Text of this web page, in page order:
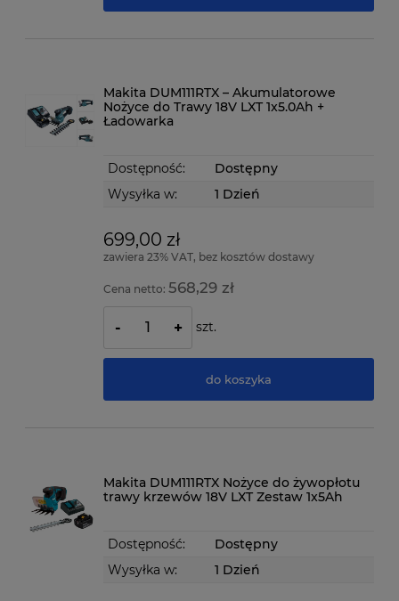
Makita DUM111RTX – Akumulatorowe
Nożyce do Trawy 18V LXT 1x5.0Ah +
Ładowarka
Dostępność:
Dostępny
Wysyłka w:
1 Dzień
699,00 zł
zawiera 23% VAT, bez kosztów dostawy
Cena netto:568,29 zł
- + szt.
do koszyka
Makita DUM111RTX Nożyce do żywopłotu
trawy krzewów 18V LXT Zestaw 1x5Ah
Dostępność:
Dostępny
Wysyłka w:
1 Dzień